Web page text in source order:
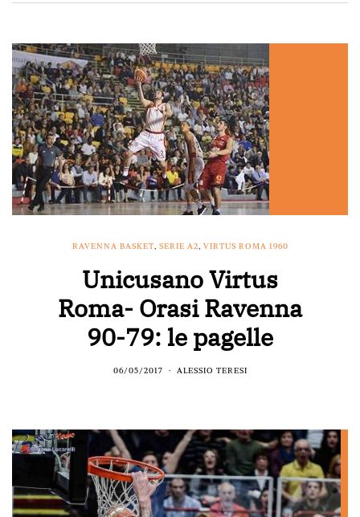
RAVENNA BASKET, SERIE A2, VIRTUS ROMA 1960
Unicusano Virtus
Roma- Orasi Ravenna
90-79: le pagelle
06/05/2017 ALESSIO TERESI